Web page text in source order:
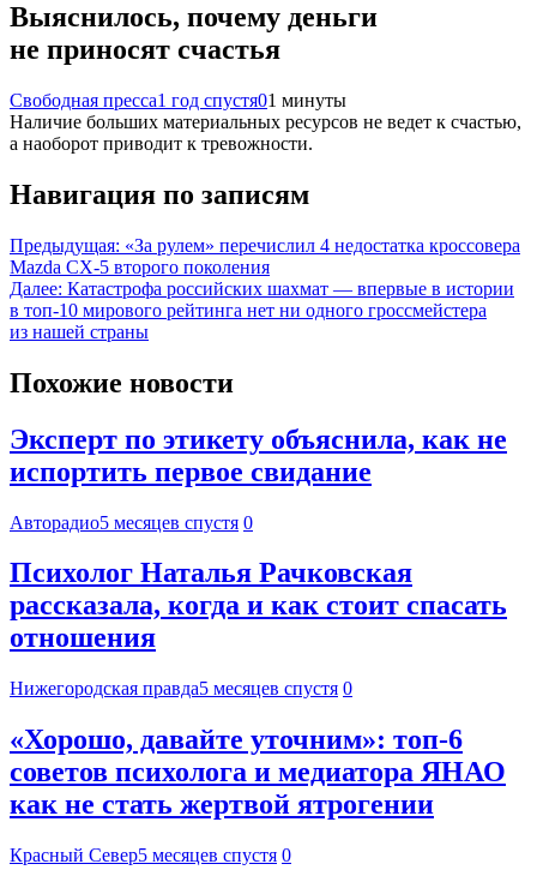
Выяснилось, почему деньги
не приносят счастья
Свободная пресса1 год спустя01 минуты
Наличие больших материальных ресурсов не ведет к счастью,
а наоборот приводит к тревожности.
Навигация по записям
Предыдущая: «За рулем» перечислил 4 недостатка кроссовера
Mazda CX-5 второго поколения
Далее: Катастрофа российских шахмат — впервые в истории
в топ-10 мирового рейтинга нет ни одного гроссмейстера
из нашей страны
Похожие новости
Эксперт по этикету объяснила, как не
испортить первое свидание
Авторадио5 месяцев спустя 0
Психолог Наталья Рачковская
рассказала, когда и как стоит спасать
отношения
Нижегородская правда5 месяцев спустя 0
«Хорошо, давайте уточним»: топ-6
советов психолога и медиатора ЯНАО
как не стать жертвой ятрогении
Красный Север5 месяцев спустя 0